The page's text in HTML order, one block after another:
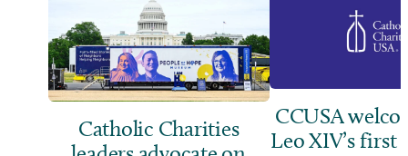
Catholic Charities
CCUSA
Leo XIV’s first